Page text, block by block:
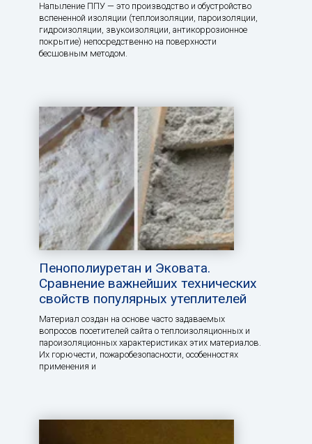
Напыление ППУ — это производство и обустройство
вспененной изоляции (теплоизоляции, пароизоляции,
гидроизоляции, звукоизоляции, антикоррозионное
покрытие) непосредственно на поверхности
бесшовным методом.
Пенополиуретан и Эковата.
Сравнение важнейших технических
свойств популярных утеплителей
Материал создан на основе часто задаваемых
вопросов посетителей сайта о теплоизоляционных и
пароизоляционных характеристиках этих материалов.
Их горючести, пожаробезопасности, особенностях
применения и